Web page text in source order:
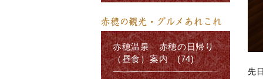
先
赤穂の観光・グルメあれこれ
赤穂温泉 赤穂の日帰り
（昼食）案内 (74)